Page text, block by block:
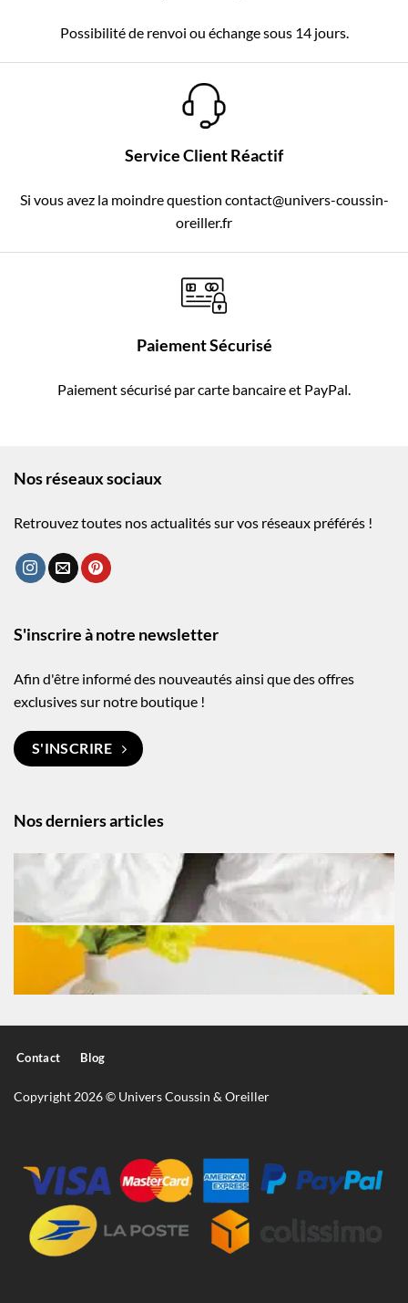
Possibilité de renvoi ou échange sous 14 jours.
Service Client Réactif
Si vous avez la moindre question contact@univers-coussin-
oreiller.fr
Paiement Sécurisé
Paiement sécurisé par carte bancaire et PayPal.
Nos réseaux sociaux
Retrouvez toutes nos actualités sur vos réseaux préférés !
Nos derniers articles
S'inscrire à notre newsletter
Afin d'être informé des nouveautés ainsi que des offres
exclusives sur notre boutique !
S'INSCRIRE
Contact Blog
Copyright 2026 © Univers Coussin & Oreiller